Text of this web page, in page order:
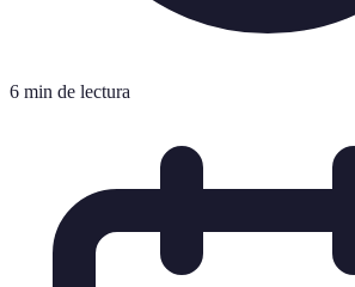
6 min de lectura